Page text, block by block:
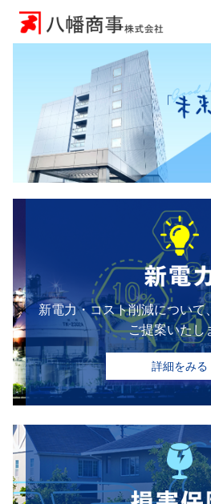
新電力・コスト削減について
ご提案いたし
詳細をみる